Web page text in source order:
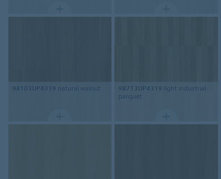
98103UP4319 natural walnut 98713UP4319 light industrial
parquet